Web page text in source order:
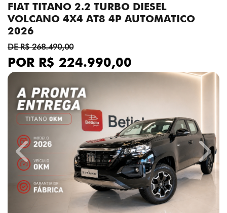
FIAT TITANO 2.2 TURBO DIESEL
VOLCANO 4X4 AT8 4P AUTOMATICO
2026
DE R$ 268.490,00
POR R$ 224.990,00
Previous Next